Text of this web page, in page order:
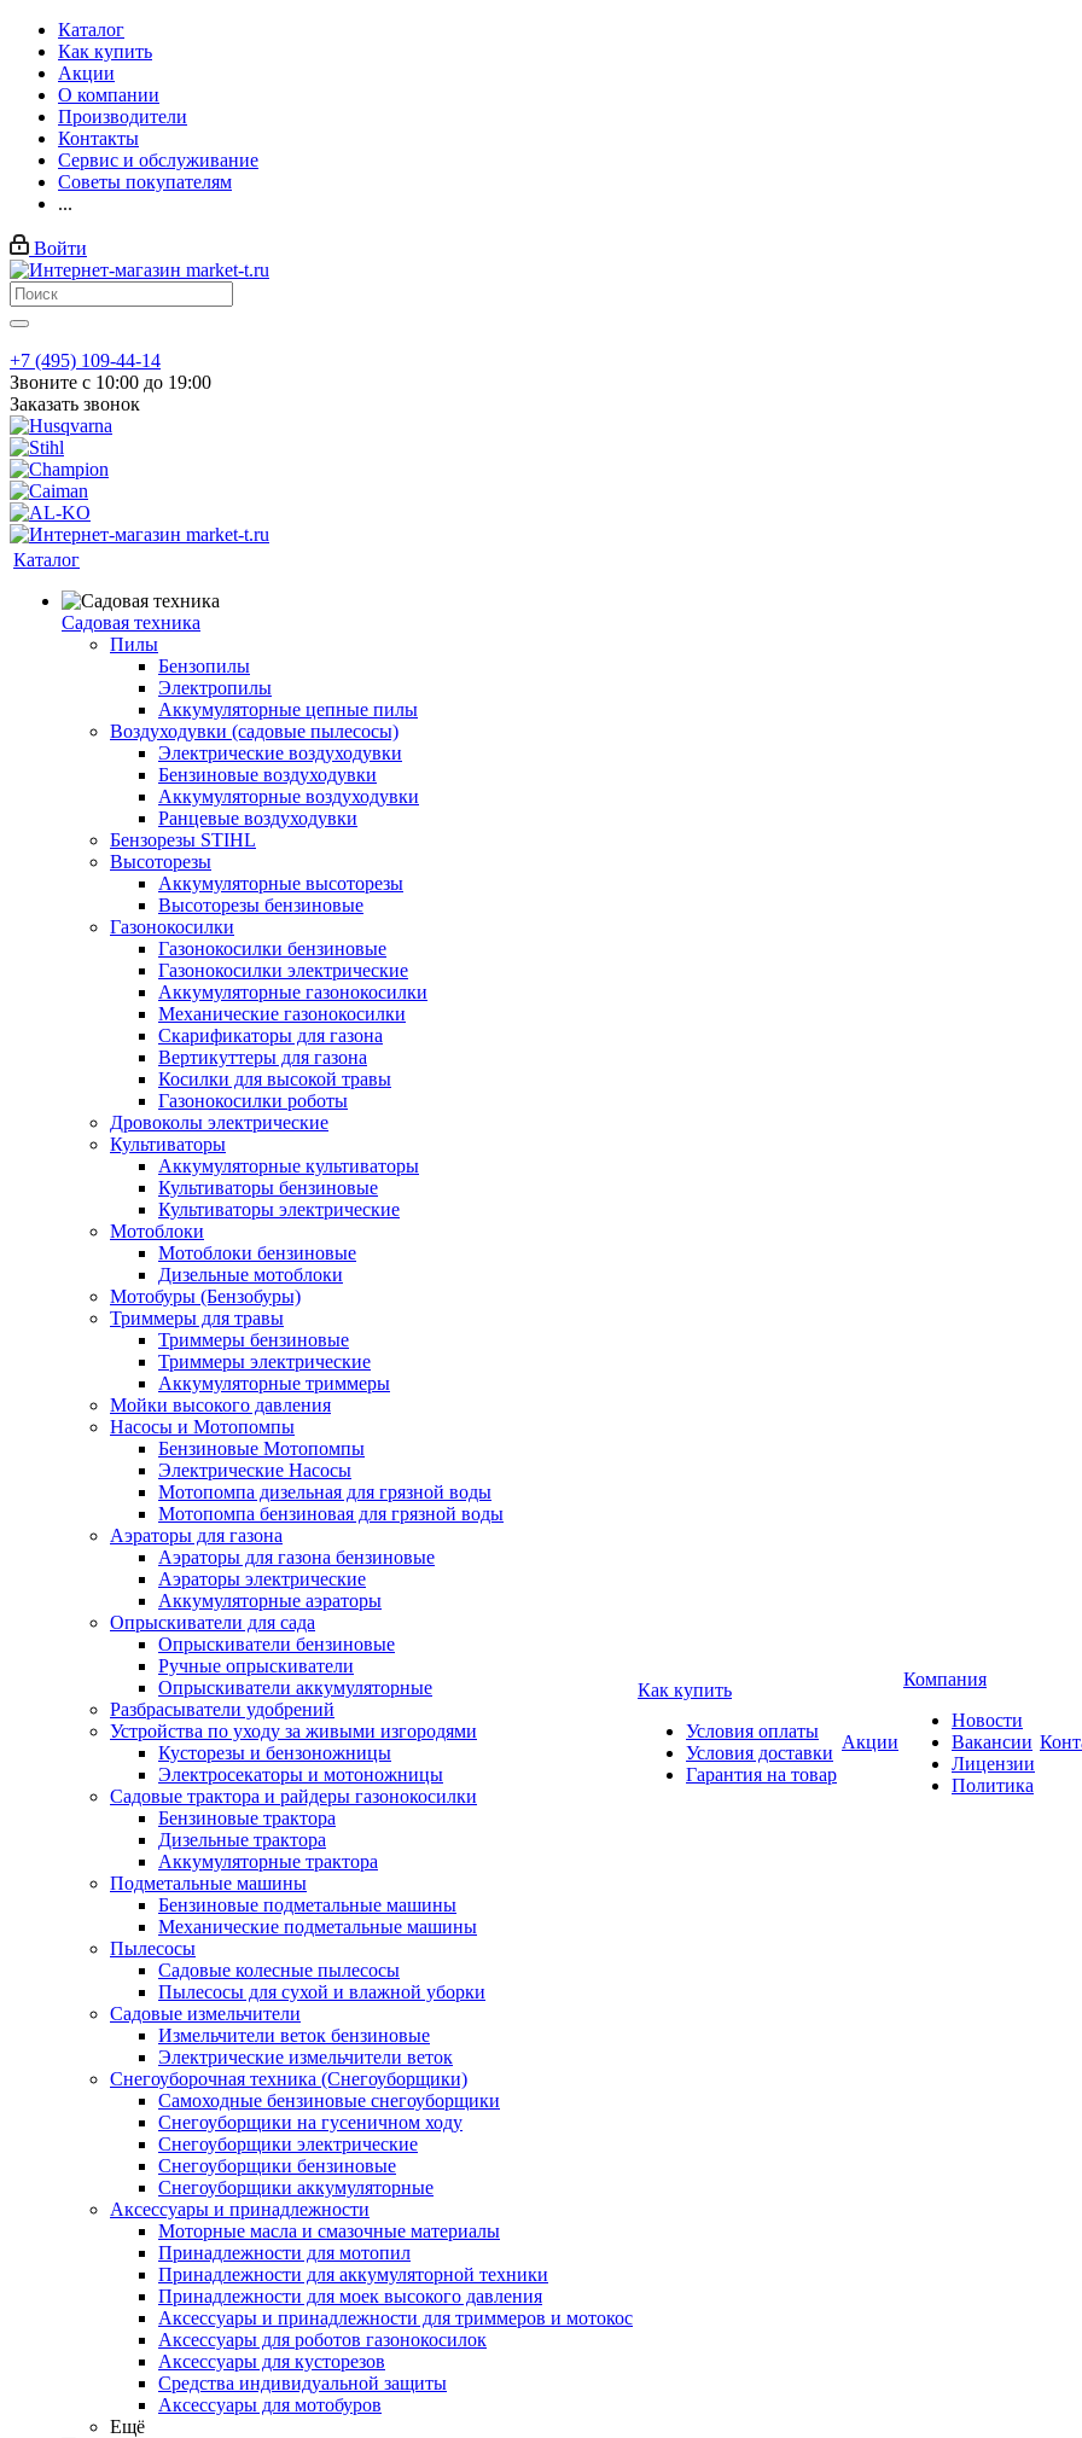
Каталог
Как купить
Акции
О компании
Производители
Контакты
Сервис и обслуживание
Советы покупателям
...
Войти
+7 (495) 109-44-14
Звоните с 10:00 до 19:00
Заказать звонок
Каталог
Садовая техника
Пилы
Бензопилы
Электропилы
Аккумуляторные цепные пилы
Воздуходувки (садовые пылесосы)
Электрические воздуходувки
Бензиновые воздуходувки
Аккумуляторные воздуходувки
Ранцевые воздуходувки
Бензорезы STIHL
Высоторезы
Аккумуляторные высоторезы
Высоторезы бензиновые
Газонокосилки
Газонокосилки бензиновые
Газонокосилки электрические
Аккумуляторные газонокосилки
Механические газонокосилки
Скарификаторы для газона
Вертикуттеры для газона
Косилки для высокой травы
Газонокосилки роботы
Дровоколы электрические
Культиваторы
Аккумуляторные культиваторы
Культиваторы бензиновые
Культиваторы электрические
Мотоблоки
Мотоблоки бензиновые
Дизельные мотоблоки
Мотобуры (Бензобуры)
Триммеры для травы
Триммеры бензиновые
Триммеры электрические
Аккумуляторные триммеры
Мойки высокого давления
Насосы и Мотопомпы
Бензиновые Мотопомпы
Электрические Насосы
Мотопомпа дизельная для грязной воды
Мотопомпа бензиновая для грязной воды
Аэраторы для газона
Аэраторы для газона бензиновые
Аэраторы электрические
Аккумуляторные аэраторы
Опрыскиватели для сада
Опрыскиватели бензиновые
Ручные опрыскиватели
Опрыскиватели аккумуляторные
Разбрасыватели удобрений
Устройства по уходу за живыми изгородями
Кусторезы и бензоножницы
Электросекаторы и мотоножницы
Садовые трактора и райдеры газонокосилки
Бензиновые трактора
Дизельные трактора
Аккумуляторные трактора
Подметальные машины
Бензиновые подметальные машины
Механические подметальные машины
Пылесосы
Садовые колесные пылесосы
Пылесосы для сухой и влажной уборки
Садовые измельчители
Измельчители веток бензиновые
Электрические измельчители веток
Снегоуборочная техника (Снегоуборщики)
Самоходные бензиновые снегоуборщики
Снегоуборщики на гусеничном ходу
Снегоуборщики электрические
Снегоуборщики бензиновые
Снегоуборщики аккумуляторные
Аксессуары и принадлежности
Моторные масла и смазочные материалы
Принадлежности для мотопил
Принадлежности для аккумуляторной техники
Принадлежности для моек высокого давления
Аксессуары и принадлежности для триммеров и мотокос
Аксессуары для роботов газонокосилок
Аксессуары для кусторезов
Средства индивидуальной защиты
Аксессуары для мотобуров
Ещё
Как купить
Условия оплаты
Условия доставки
Гарантия на товар
Акции
Компания
Новости
Вакансии
Лицензии
Политика